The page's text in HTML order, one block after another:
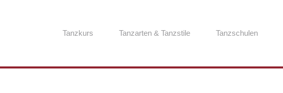
Tanzkurs Tanzarten & Tanzstile Tanzschulen